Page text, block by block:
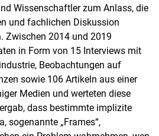
Wissenschaftler zum Anlass, die
und fachlichen Diskussion
Zwischen 2014 und 2019
in Form von 15 Interviews mit
Beobachtungen auf
sowie 106 Artikeln aus einer
Medien und werteten diese
dass bestimmte implizite
sogenannte „Frames“,